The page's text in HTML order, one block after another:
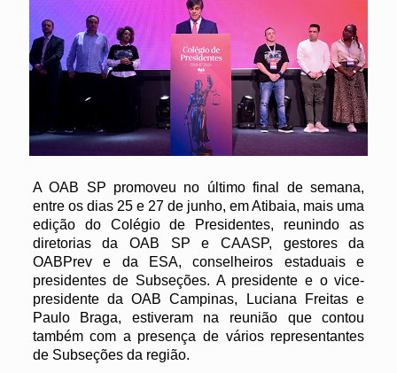
A OAB SP promoveu no último final de semana,
entre os dias 25 e 27 de junho, em Atibaia, mais uma
edição do Colégio de Presidentes, reunindo as
diretorias da OAB SP e CAASP, gestores da
OABPrev e da ESA, conselheiros estaduais e
presidentes de Subseções. A presidente e o vice-
presidente da OAB Campinas, Luciana Freitas e
Paulo Braga, estiveram na reunião que contou
também com a presença de vários representantes
de Subseções da região.